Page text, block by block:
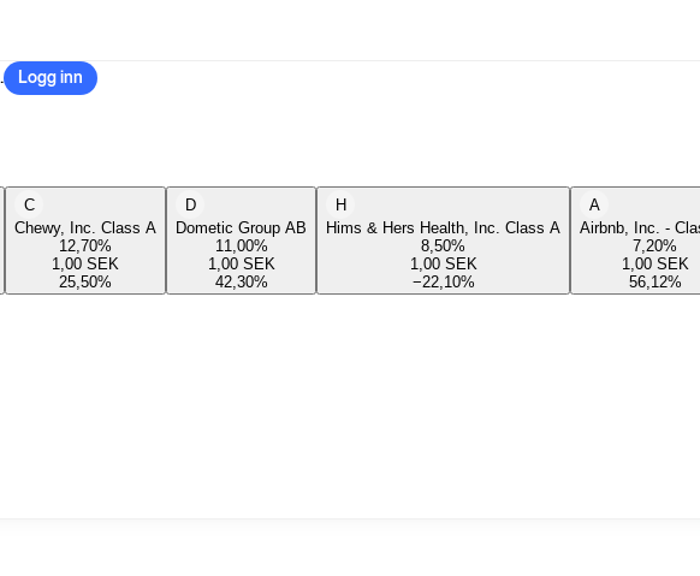
Logg inn
C
Chewy, Inc. Class A
12,70%
1,00 SEK
25,50%
D
Dometic Group AB
11,00%
1,00 SEK
42,30%
H
Hims & Hers Health, Inc. Class A
8,50%
1,00 SEK
−22,10%
A
Airbnb, Inc. -
7,20%
1,00 SEK
56,12%